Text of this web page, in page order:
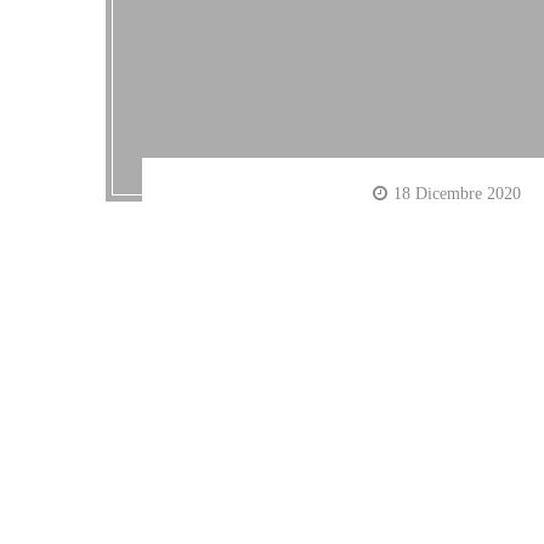
18 Dicembre 2020